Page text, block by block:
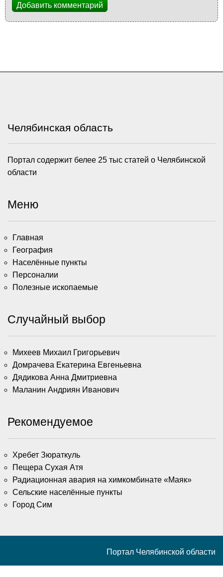
Добавить комментарий
Челябинская область
Портал содержит белее 25 тыс статей о Челябинской
области
Меню
Главная
География
Населённые пункты
Персоналии
Полезные ископаемые
Случайный выбор
Михеев Михаил Григорьевич
Домрачева Екатерина Евгеньевна
Дядикова Анна Дмитриевна
Маланин Андриян Иванович
Рекомендуемое
Хребет Зюраткуль
Пещера Сухая Атя
Радиационная авария на химкомбинате «Маяк»
Сельские населённые пункты
Город Сим
Портал Челябинской области